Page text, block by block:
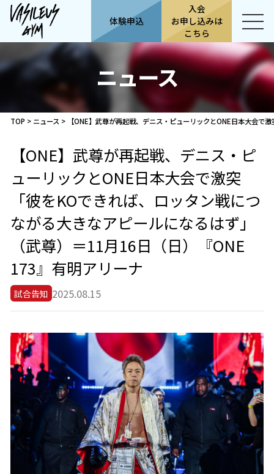
体験申込
入会
お申し込みは
こちら
ニュース
TOP > ニュース > 【ONE】武尊が再起戦、デニス・ピューリックとONE日本大会
【ONE】武尊が再起戦、デニス・ピ
ューリックとONE日本大会で激突
「彼をKOできれば、ロッタン戦につ
ながる大きなアピールになるはず」
（武尊）＝11月16日（日）『ONE
173』有明アリーナ
試合告知 2025.08.15